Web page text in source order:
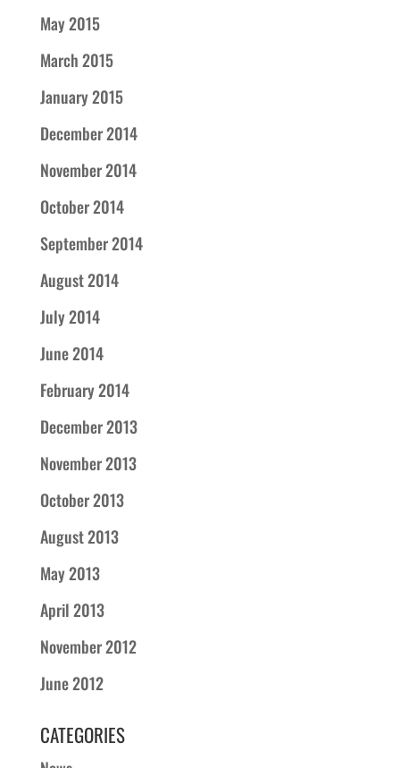
May 2015
March 2015
January 2015
December 2014
November 2014
October 2014
September 2014
August 2014
July 2014
June 2014
February 2014
December 2013
November 2013
October 2013
August 2013
May 2013
April 2013
November 2012
June 2012
CATEGORIES